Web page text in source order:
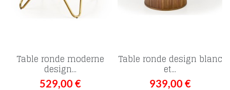
Table ronde moderne
design...
529,00 €
Table ronde design blanc
et...
939,00 €